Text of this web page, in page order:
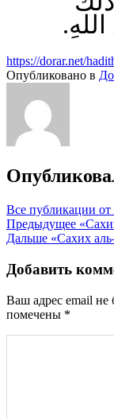
https://dorar.net/
Опубликовано в
Все публикации
Навигация
по
записям
Предыдущее
Дальше «Сахих
Добавить
Ваш адрес email не
помечены *